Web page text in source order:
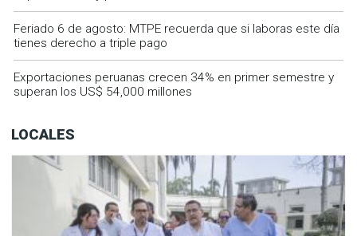
Feriado 6 de agosto: MTPE recuerda que si laboras este día
tienes derecho a triple pago
Exportaciones peruanas crecen 34% en primer semestre y
superan los US$ 54,000 millones
LOCALES